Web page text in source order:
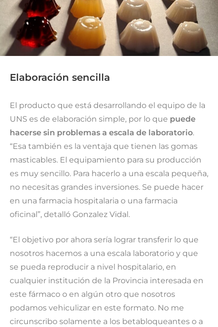
Elaboración sencilla
El producto que está desarrollando el equipo de la
UNS es de elaboración simple, por lo que puede
hacerse sin problemas a escala de laboratorio.
“Esa también es la ventaja que tienen las gomas
masticables. El equipamiento para su producción
es muy sencillo. Para hacerlo a una escala pequeña,
no necesitas grandes inversiones. Se puede hacer
en una farmacia hospitalaria o una farmacia
oficinal”, detalló Gonzalez Vidal.
“El objetivo por ahora sería lograr transferir lo que
nosotros hacemos a una escala laboratorio y que
se pueda reproducir a nivel hospitalario, en
cualquier institución de la Provincia interesada en
este fármaco o en algún otro que nosotros
podamos vehiculizar en este formato. No me
circunscribo solamente a los betabloqueantes o a